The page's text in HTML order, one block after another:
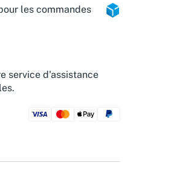
les commandes
service d'assistance